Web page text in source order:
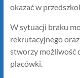
okazać w
W sytuacji braku
rekrutacyjnego
stworzy możliwość
placówki.